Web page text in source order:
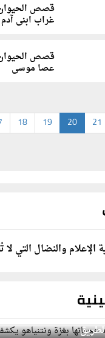
قصص
غراب ابنى آدم
قصص
عصا موسى
18 19 20 21
الإعلام والنضال التي
هجماتها بغزة